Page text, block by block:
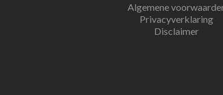
Algemene
Privacyverklaring
Disclaimer